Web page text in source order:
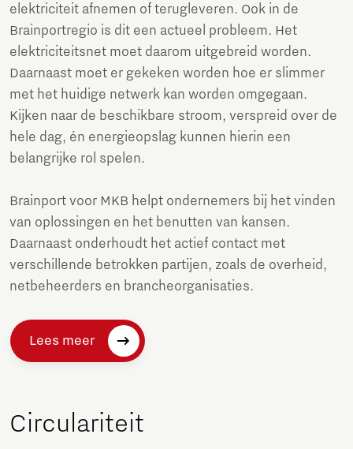
elektriciteit afnemen of terugleveren. Ook in de
Brainportregio is dit een actueel probleem. Het
elektriciteitsnet moet daarom uitgebreid worden.
Daarnaast moet er gekeken worden hoe er slimmer
met het huidige netwerk kan worden omgegaan.
Kijken naar de beschikbare stroom, verspreid over de
hele dag, én energieopslag kunnen hierin een
belangrijke rol spelen.
Brainport voor MKB helpt ondernemers bij het vinden
van oplossingen en het benutten van kansen.
Daarnaast onderhoudt het actief contact met
verschillende betrokken partijen, zoals de overheid,
netbeheerders en brancheorganisaties.
Lees meer
Circulariteit